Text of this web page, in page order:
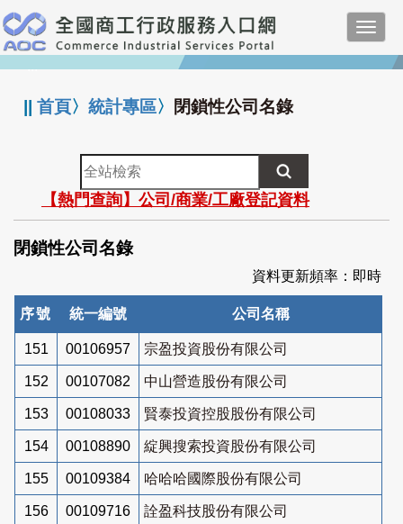
跳
到
主
要
:::
||首頁〉統計專區〉 閉鎖性公司名錄
全
站
檢
索
【熱門查詢】公司/商業/工廠登記資料
閉鎖性公司名錄
資料更新頻率：即時
序號 統一編號 公司名稱
151 00106957 宗盈投資股份有限公司
152 00107082 中山營造股份有限公司
153 00108033 賢泰投資控股股份有限公司
154 00108890 綻興搜索投資股份有限公司
155 00109384 哈哈哈國際股份有限公司
156 00109716 詮盈科技股份有限公司